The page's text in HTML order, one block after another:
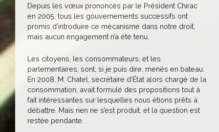
Depuis les vœux prononcés par le Président Chirac
en 2005, tous les gouvernements successifs ont
promis d’introduire ce mécanisme dans notre droit,
mais aucun engagement n’a été tenu.
Les citoyens, les consommateurs, et les
parlementaires, sont, si je puis dire, menés en bateau.
En 2008, M. Chatel, secrétaire d’État alors chargé de la
consommation, avait formulé des propositions tout à
fait intéressantes sur lesquelles nous étions prêts à
débattre. Mais rien ne s’est produit, et la question est
restée pendante.